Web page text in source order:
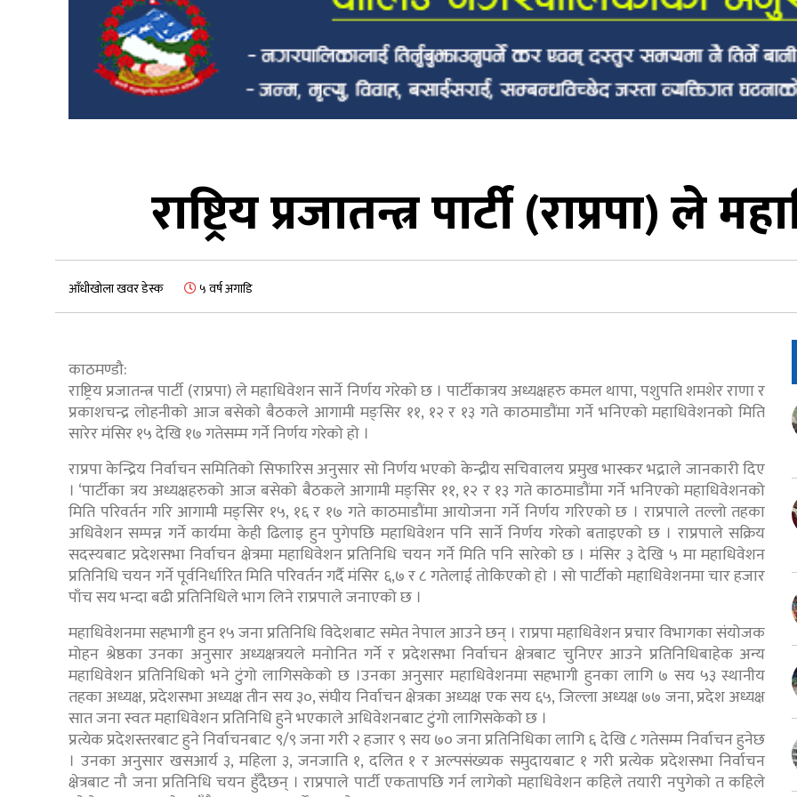
राष्ट्रिय प्रजातन्त्र पार्टी (राप्रपा) ले
आँधीखोला खवर डेस्क ५ वर्ष अगाडि
काठमण्डौ:
राष्ट्रिय प्रजातन्त्र पार्टी (राप्रपा) ले महाधिवेशन सार्ने निर्णय गरेको छ । पार्टीकात्रय अध्यक्षहरु कमल थापा, पशुपति शमशेर राणा र
प्रकाशचन्द्र लोहनीको आज बसेको बैठकले आगामी मङ्सिर ११, १२ र १३ गते काठमाडौंमा गर्ने भनिएको महाधिवेशनको मिति
सारेर मंसिर १५ देखि १७ गतेसम्म गर्ने निर्णय गरेको हो ।
राप्रपा केन्द्रिय निर्वाचन समितिको सिफारिस अनुसार सो निर्णय भएको केन्द्रीय सचिवालय प्रमुख भास्कर भद्राले जानकारी दिए
। ‘पार्टीका त्रय अध्यक्षहरुको आज बसेको बैठकले आगामी मङ्सिर ११, १२ र १३ गते काठमाडौंमा गर्ने भनिएको महाधिवेशनको
मिति परिवर्तन गरि आगामी मङ्सिर १५, १६ र १७ गते काठमाडौंमा आयोजना गर्ने निर्णय गरिएको छ । राप्रपाले तल्लो तहका
अधिवेशन सम्पन्न गर्ने कार्यमा केही ढिलाइ हुन पुगेपछि महाधिवेशन पनि सार्ने निर्णय गरेको बताइएको छ । राप्रपाले सक्रिय
सदस्यबाट प्रदेशसभा निर्वाचन क्षेत्रमा महाधिवेशन प्रतिनिधि चयन गर्ने मिति पनि सारेको छ । मंसिर ३ देखि ५ मा महाधिवेशन
प्रतिनिधि चयन गर्ने पूर्वनिर्धारित मिति परिवर्तन गर्दै मंसिर ६,७ र ८ गतेलाई तोकिएको हो । सो पार्टीको महाधिवेशनमा चार हजार
पाँच सय भन्दा बढी प्रतिनिधिले भाग लिने राप्रपाले जनाएको छ ।
महाधिवेशनमा सहभागी हुन १५ जना प्रतिनिधि विदेशबाट समेत नेपाल आउने छन् । राप्रपा महाधिवेशन प्रचार विभागका संयोजक
मोहन श्रेष्ठका उनका अनुसार अध्यक्षत्रयले मनोनित गर्ने र प्रदेशसभा निर्वाचन क्षेत्रबाट चुनिएर आउने प्रतिनिधिबाहेक अन्य
महाधिवेशन प्रतिनिधिको भने टुंगो लागिसकेको छ ।उनका अनुसार महाधिवेशनमा सहभागी हुनका लागि ७ सय ५३ स्थानीय
तहका अध्यक्ष, प्रदेशसभा अध्यक्ष तीन सय ३०, संघीय निर्वाचन क्षेत्रका अध्यक्ष एक सय ६५, जिल्ला अध्यक्ष ७७ जना, प्रदेश अध्यक्ष
सात जना स्वतः महाधिवेशन प्रतिनिधि हुने भएकाले अधिवेशनबाट टुंगो लागिसकेको छ ।
प्रत्येक प्रदेशस्तरबाट हुने निर्वाचनबाट ९/९ जना गरी २ हजार ९ सय ७० जना प्रतिनिधिका लागि ६ देखि ८ गतेसम्म निर्वाचन हुनेछ
। उनका अनुसार खसआर्य ३, महिला ३, जनजाति १, दलित १ र अल्पसंख्यक समुदायबाट १ गरी प्रत्येक प्रदेशसभा निर्वाचन
क्षेत्रबाट नौ जना प्रतिनिधि चयन हुँदैछन् । राप्रपाले पार्टी एकतापछि गर्न लागेको महाधिवेशन कहिले तयारी नपुगेको त कहिले